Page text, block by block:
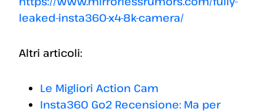
leaked-insta360-x4-8k-camera/
Altri articoli:
Le Migliori Action Cam
Insta360 Go2 Recensione: Ma per